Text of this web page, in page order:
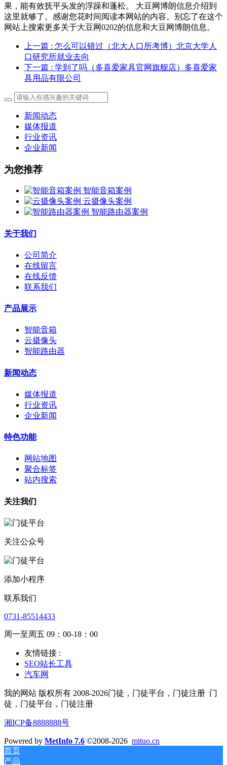
果，能有效抚平头发的浮躁和蓬松。 大豆网博朗信息介绍到
这里就够了。感谢您花时间阅读本网站的内容。别忘了在这个
网站上搜索更多关于大豆网0202的信息和大豆网博朗信息。
上一篇 : 怎么可以错过（北大人口所考博）北京大学人
口研究所就业去向
下一篇 : 学到了吗（多喜爱家具官网旗舰店）多喜爱家
具用品有限公司
新闻动态
媒体报道
行业资讯
企业新闻
为您推荐
智能音箱案例
云摄像头案例
智能路由器案例
关于我们
公司简介
在线留言
在线反馈
联系我们
产品展示
智能音箱
云摄像头
智能路由器
新闻动态
媒体报道
行业资讯
企业新闻
特色功能
网站地图
聚合标签
站内搜索
关注我们
关注公众号
添加小程序
联系我们
0731-85514433
周一至周五 09：00-18：00
友情链接 :
SEO站长工具
汽车网
我的网站 版权所有 2008-2026门徒，门徒平台，门徒注册 门
徒，门徒平台，门徒注册
湘ICP备8888888号
Powered by MetInfo 7.6 ©2008-2026 mituo.cn
首页
产品